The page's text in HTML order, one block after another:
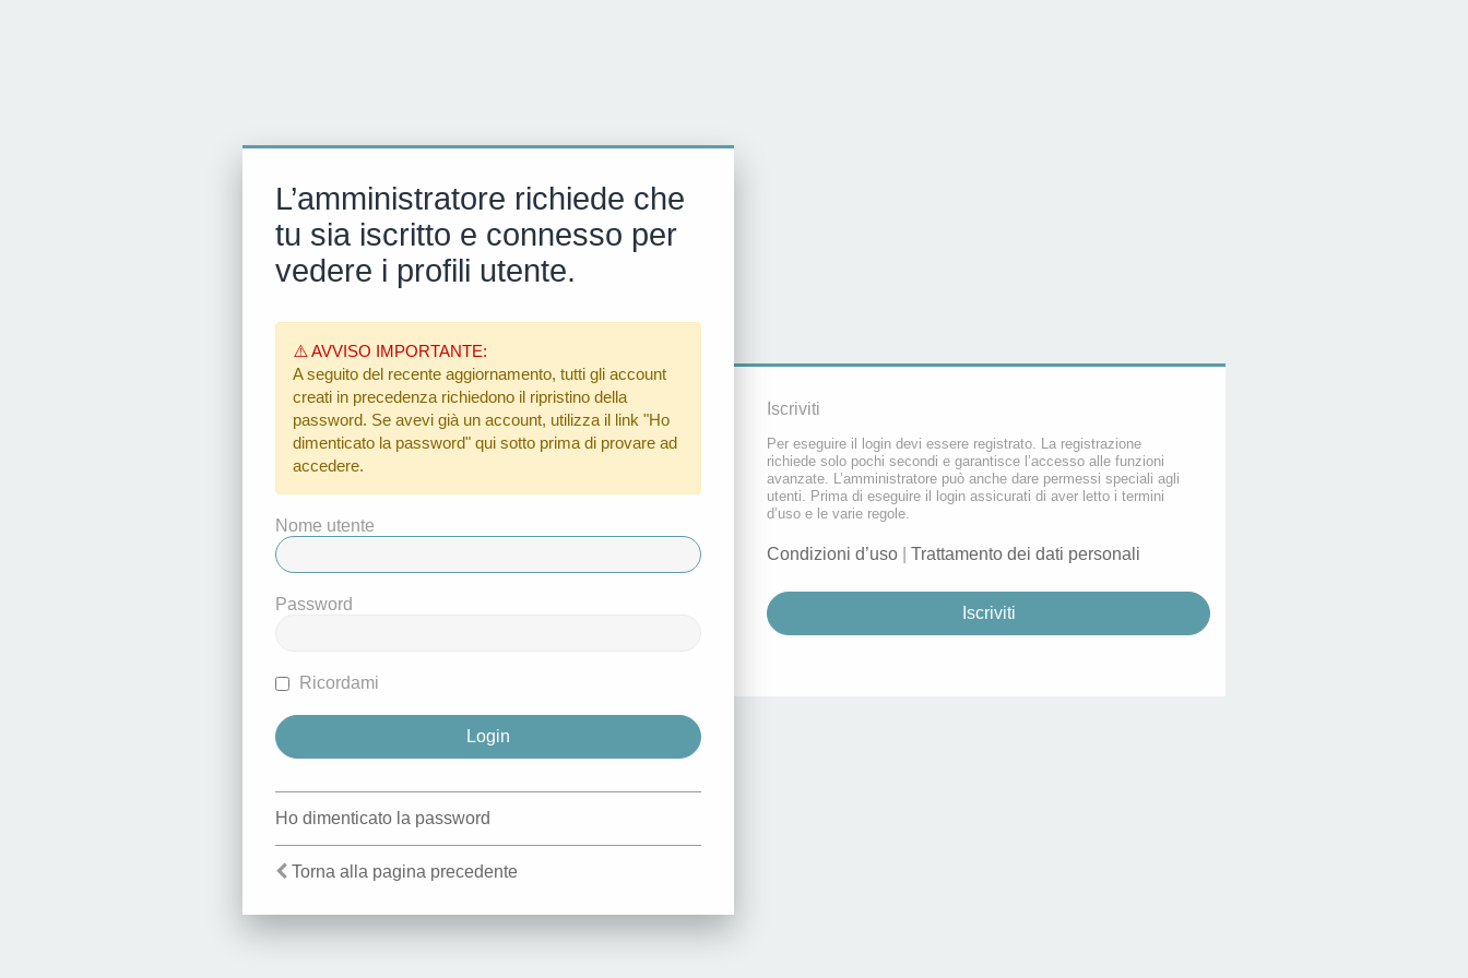
L’amministratore richiede che
tu sia iscritto e connesso per
vedere i profili utente.
⚠️ AVVISO IMPORTANTE:
A seguito del recente aggiornamento, tutti gli account
creati in precedenza richiedono il ripristino della
password. Se avevi già un account, utilizza il link "Ho
dimenticato la password" qui sotto prima di provare ad
accedere.
Nome utente
Password
Ricordami
Ho dimenticato la password
Torna alla pagina precedente
Iscriviti
Per eseguire il login devi essere registrato. La registrazione
richiede solo pochi secondi e garantisce l’accesso alle funzioni
avanzate. L’amministratore può anche dare permessi speciali agli
utenti. Prima di eseguire il login assicurati di aver letto i termini
d’uso e le varie regole.
Condizioni d’uso Trattamento dei dati personali
Iscriviti